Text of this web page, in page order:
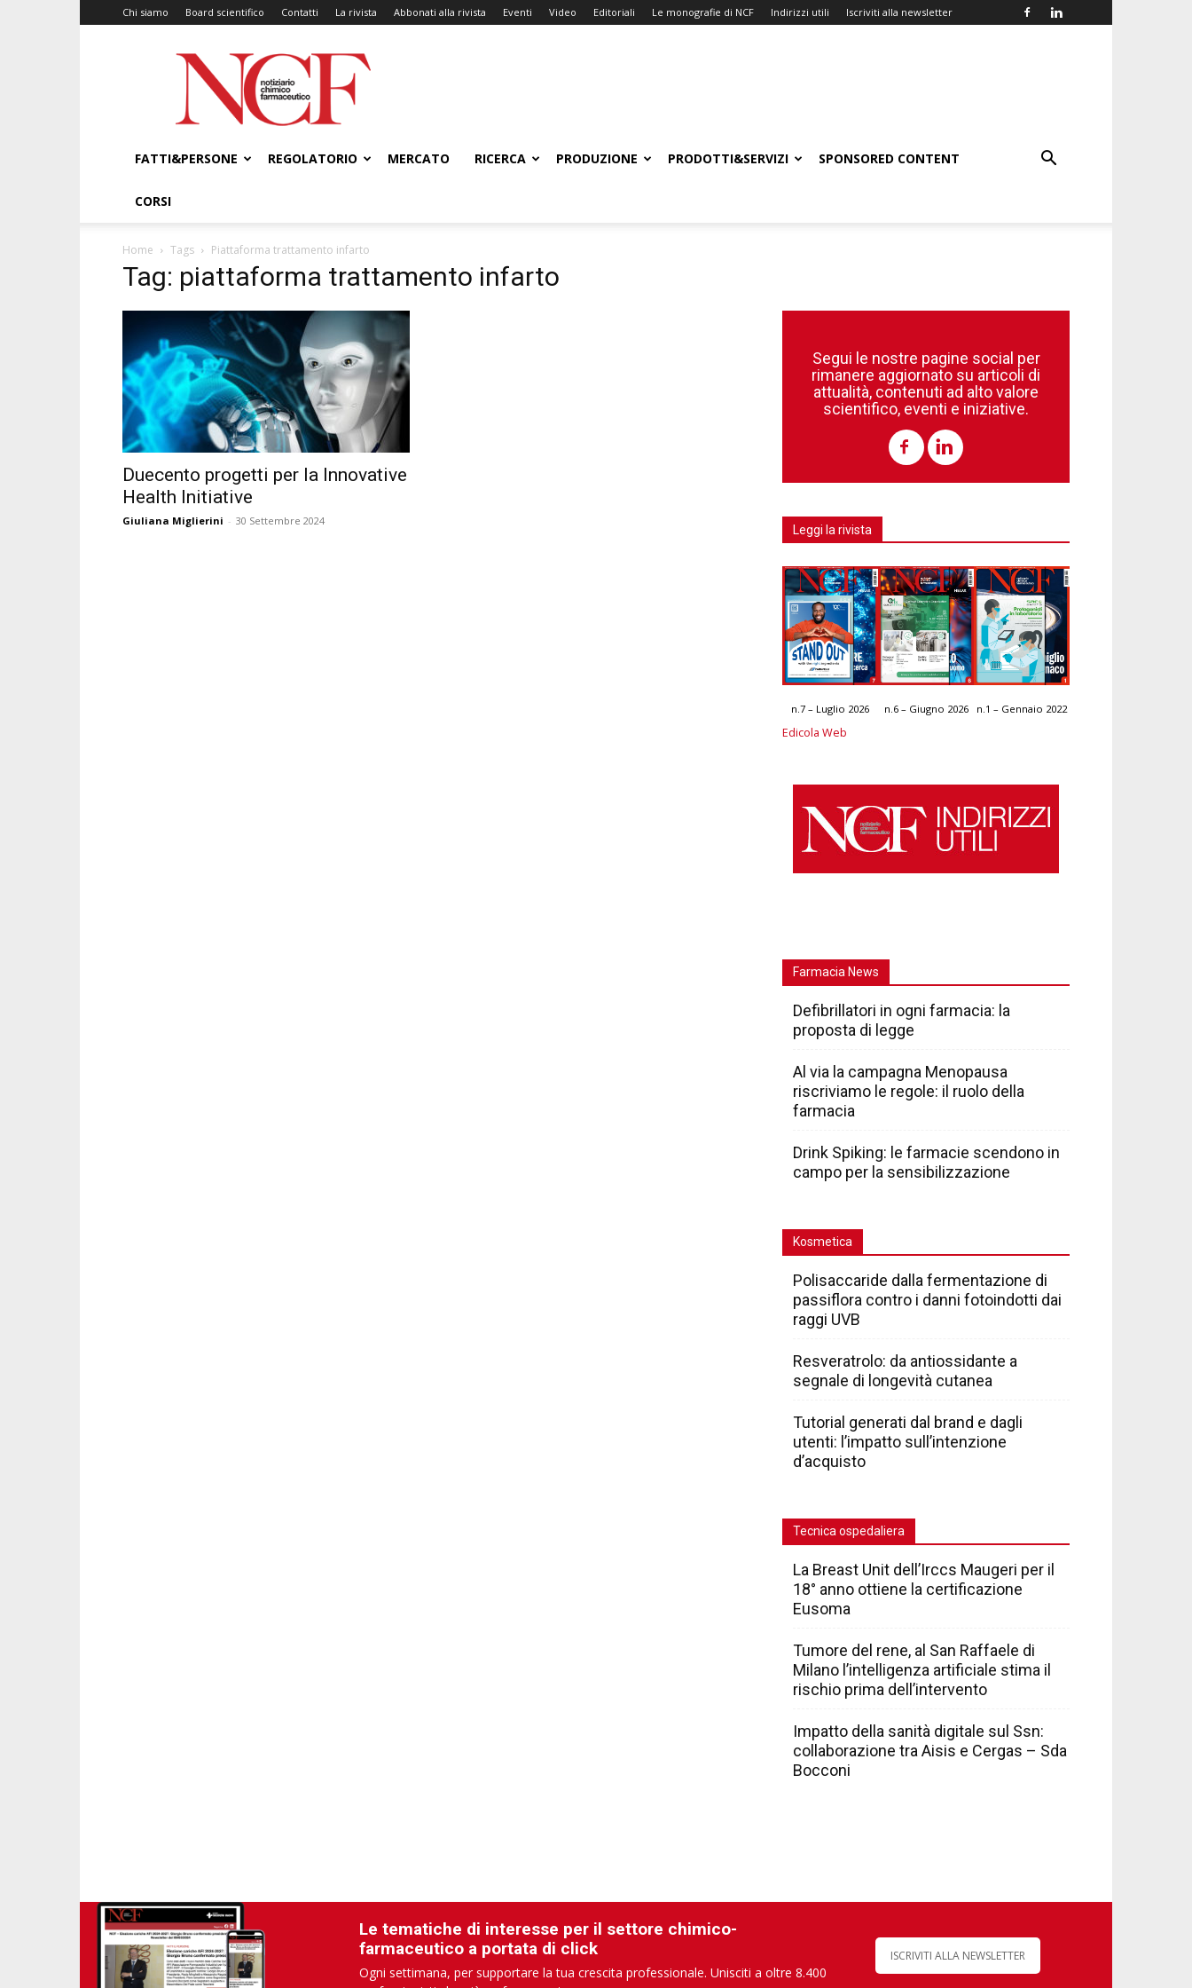
Chi siamo Board scientifico Contatti La rivista Abbonati alla rivista Eventi Video Editoriali Le monografie di NCF Indirizzi utili Iscriviti alla newsletter
NCF
–
Notiziario
Chimico
FATTI&PERSONE
REGOLATORIO MERCATO RICERCA PRODUZIONE PRODOTTI&SERVIZI SPONSORED CONTENT
CORSI
Home Tags Piattaforma trattamento infarto
Tag: piattaforma trattamento infarto
Duecento progetti per la Innovative
Health Initiative
Giuliana Miglierini - 30 Settembre 2024
Segui le nostre pagine social per
rimanere aggiornato su articoli di
attualità, contenuti ad alto valore
scientifico, eventi e iniziative.
Leggi la rivista
n.7 – Luglio 2026 n.6 – Giugno 2026 n.1 – Gennaio 2022
Edicola Web
Farmacia News
Defibrillatori in ogni farmacia: la
proposta di legge
Al via la campagna Menopausa
riscriviamo le regole: il ruolo della
farmacia
Drink Spiking: le farmacie scendono in
campo per la sensibilizzazione
Kosmetica
Polisaccaride dalla fermentazione di
passiflora contro i danni fotoindotti dai
raggi UVB
Resveratrolo: da antiossidante a
segnale di longevità cutanea
Tutorial generati dal brand e dagli
utenti: l’impatto sull’intenzione
d’acquisto
Tecnica ospedaliera
La Breast Unit dell’Irccs Maugeri per il
18° anno ottiene la certificazione
Eusoma
Tumore del rene, al San Raffaele di
Milano l’intelligenza artificiale stima il
rischio prima dell’intervento
Impatto della sanità digitale sul Ssn:
collaborazione tra Aisis e Cergas – Sda
Bocconi
Le tematiche di interesse per il settore chimico-
farmaceutico a portata di click
Ogni settimana, per supportare la tua crescita professionale. Unisciti a oltre 8.400
ISCRIVITI ALLA NEWSLETTER